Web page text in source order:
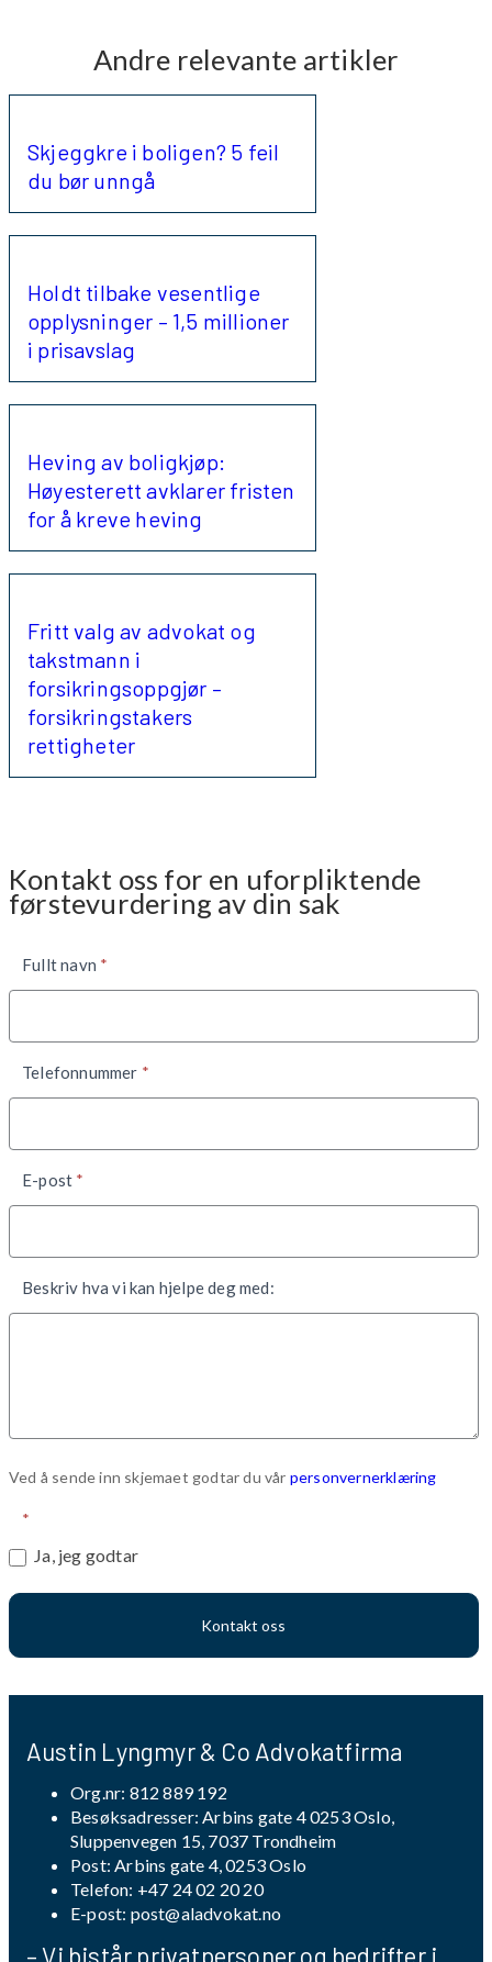
Andre relevante artikler
Skjeggkre i boligen? 5 feil
du bør unngå
Holdt tilbake vesentlige
opplysninger – 1,5 millioner
i prisavslag
Heving av boligkjøp:
Høyesterett avklarer fristen
for å kreve heving
Fritt valg av advokat og
takstmann i
forsikringsoppgjør –
forsikringstakers
rettigheter
Kontakt oss for en uforpliktende
førstevurdering av din sak
nede
Fullt navn *
Telefonnummer *
E-post *
Beskriv hva vi kan hjelpe deg med:
Ved å sende inn skjemaet godtar du vår personvernerklæring
*
Ja, jeg godtar
Kontakt oss
Austin Lyngmyr & Co Advokatfirma
Org.nr: 812 889 192
Besøksadresser: Arbins gate 4 0253 Oslo,
Sluppenvegen 15, 7037 Trondheim
Post: Arbins gate 4, 0253 Oslo
Telefon: +47 24 02 20 20
E-post: post@aladvokat.no
– Vi bistår privatpersoner og bedrifter i